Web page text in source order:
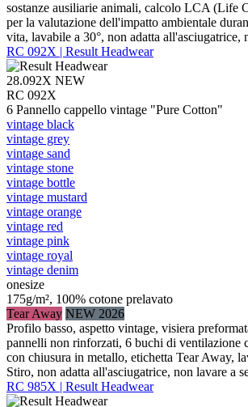
sostanze ausiliarie animali, calcolo LCA (Life
per la valutazione dell'impatto ambientale
vita, lavabile a 30°, non adatta all'asciugatrice,
RC 092X | Result Headwear
28.092X NEW
RC 092X
6 Pannello cappello vintage "Pure Cotton"
vintage black
vintage grey
vintage sand
vintage stone
vintage bottle
vintage mustard
vintage orange
vintage red
vintage pink
vintage royal
vintage denim
onesize
175g/m², 100% cotone prelavato
Tear Away NEW 2026
Profilo basso, aspetto vintage, visiera
pannelli non rinforzati, 6 buchi di ventilazione
con chiusura in metallo, etichetta Tear Away,
Stiro, non adatta all'asciugatrice, non lavare a
RC 985X | Result Headwear